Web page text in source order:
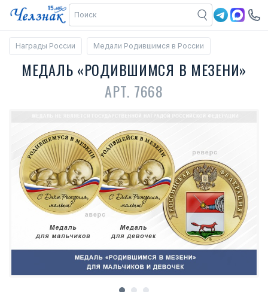
Награды России Медали Родившимся в России
МЕДАЛЬ «РОДИВШИМСЯ В МЕЗЕНИ»
АРТ. 7668